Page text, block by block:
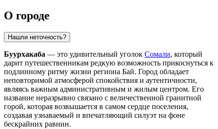
О городе
Нашли неточность?
Буурхакаба — это удивительный уголок Сомали, который
дарит путешественникам редкую возможность прикоснуться к
подлинному ритму жизни региона Бай. Город обладает
неповторимой атмосферой спокойствия и аутентичности,
являясь важным административным и жилым центром. Его
название неразрывно связано с величественной гранитной
горой, которая возвышается в самом сердце поселения,
создавая узнаваемый и впечатляющий силуэт на фоне
бескрайних равнин.